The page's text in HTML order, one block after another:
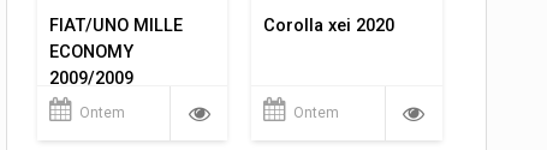
FIAT/UNO MILLE
ECONOMY
2009/2009
Ontem
Corolla xei 2020
Ontem